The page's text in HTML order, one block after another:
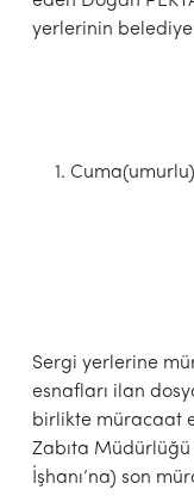
yerlerinin
Sergi yerlerine
esnafları ilan
birlikte müracaat
Zabıta
İşhanı’na) son